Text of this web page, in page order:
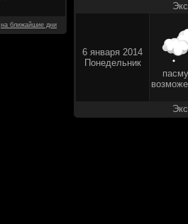
на ближайшие дни
6 января 2014
Понедельник